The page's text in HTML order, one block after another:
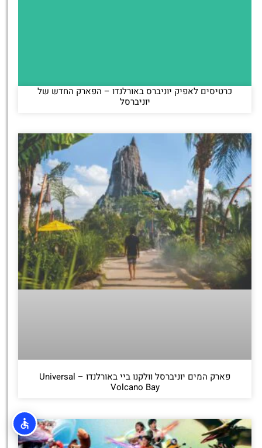
כרטיסים לאפיק יוניברס באורלנדו – הפארק החדש של
יוניברסל
פארק המים יוניברסל וולקנו ביי באורלנדו – Universal
Volcano Bay